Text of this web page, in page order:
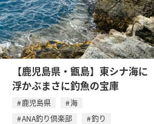
【鹿児島県・甑島】東シナ海に
浮かぶまさに釣魚の宝庫
鹿児島県
海
ANA釣り倶楽部
釣り